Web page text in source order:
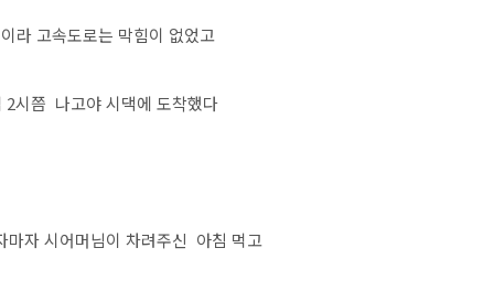
라 고속도로는 막힘이 없었고
2시쯤 나고야 시댁에 도착했다
자 시어머님이 차려주신 아침 먹고